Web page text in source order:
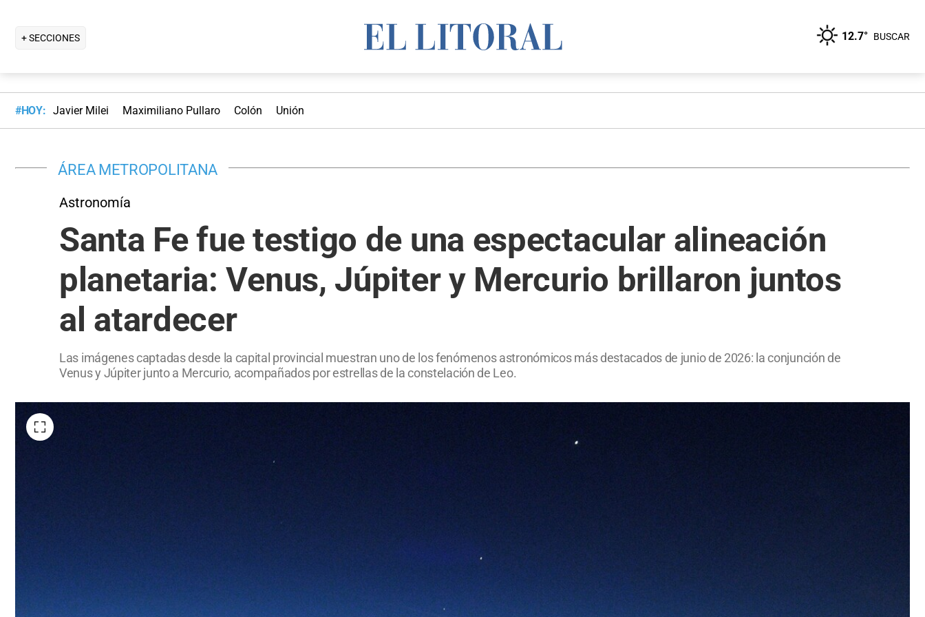
+ SECCIONES 12.7° BUSCAR
#HOY: Javier Milei Maximiliano Pullaro Colón Unión
ÁREA METROPOLITANA
Astronomía
Santa Fe fue testigo de una espectacular alineación
planetaria: Venus, Júpiter y Mercurio brillaron juntos
al atardecer
Las imágenes captadas desde la capital provincial muestran uno de los fenómenos astronómicos más destacados de junio de 2026: la conjunción de
Venus y Júpiter junto a Mercurio, acompañados por estrellas de la constelación de Leo.